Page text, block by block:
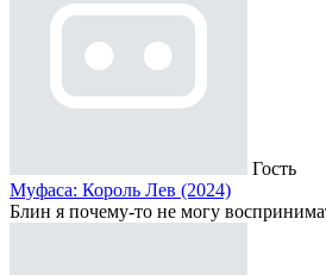
Гость
Муфаса: Король Лев (2024)
Блин я почему-то не могу